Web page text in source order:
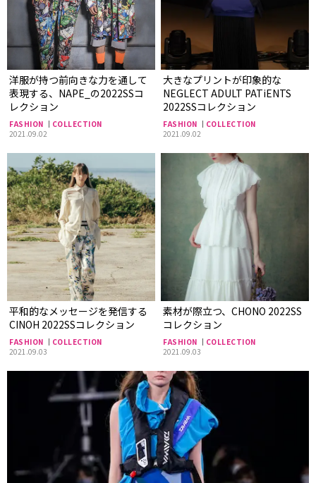
洋服が持つ前向きな力を通して
表現する、NAPE_の2022SSコ
レクション
FASHION
COLLECTION
2021.09.02
大きなプリントが印象的な
NEGLECT ADULT PATiENTS
2022SSコレクション
FASHION
COLLECTION
2021.09.02
平和的なメッセージを発信する
CINOH 2022SSコレクション
FASHION
COLLECTION
2021.09.03
素材が際立つ、CHONO 2022SS
コレクション
FASHION
COLLECTION
2021.09.03